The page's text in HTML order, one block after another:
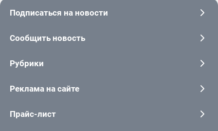
Подписаться на новости
Сообщить новость
Рубрики
Реклама на сайте
Прайс-лист